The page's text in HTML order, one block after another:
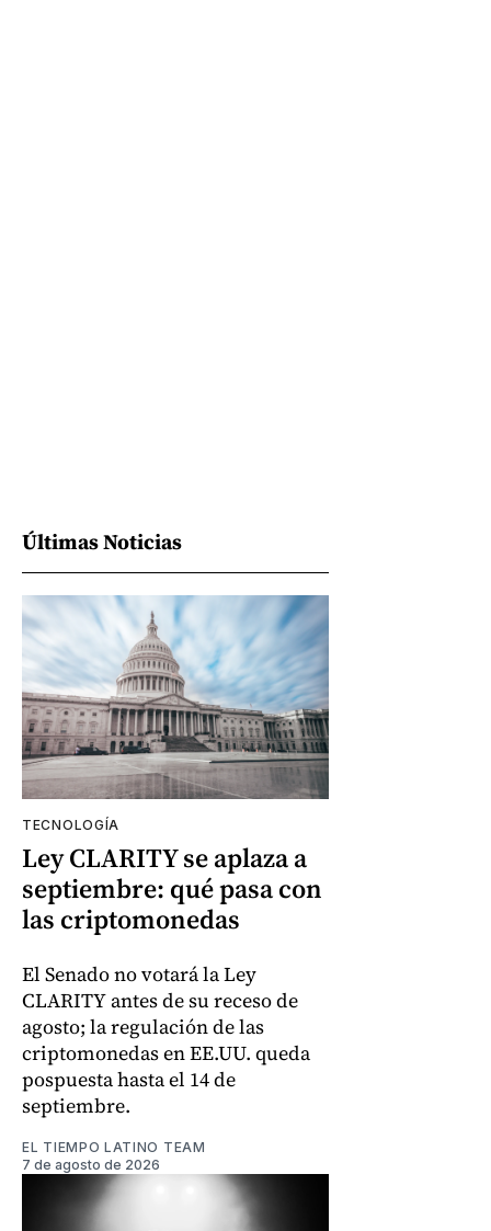
Últimas Noticias
TECNOLOGÍA
Ley CLARITY se aplaza a
septiembre: qué pasa con
las criptomonedas
El Senado no votará la Ley
CLARITY antes de su receso de
agosto; la regulación de las
criptomonedas en EE.UU. queda
pospuesta hasta el 14 de
septiembre.
EL TIEMPO LATINO TEAM
7 de agosto de 2026